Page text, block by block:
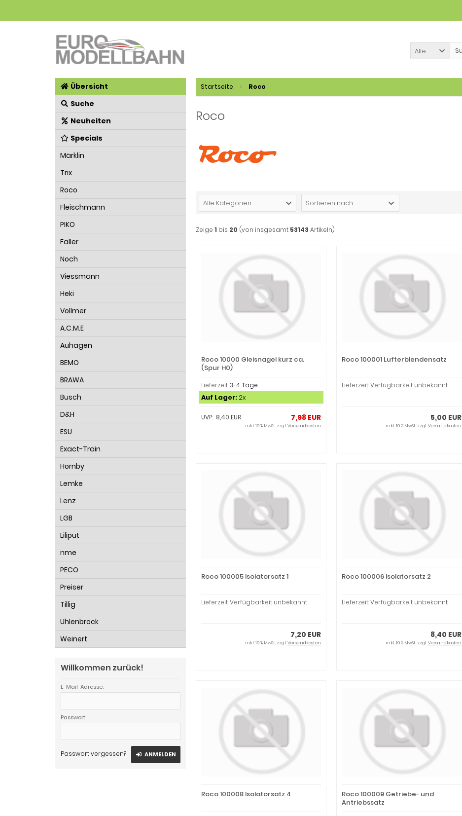
Alle
Startseite Roco
Roco
Alle Kategorien Sortieren nach ...
Zeige 1 bis 20 (von insgesamt 53143 Artikeln)
Roco 10000 Gleisnagel kurz ca.
(Spur H0)
Lieferzeit:3-4 Tage
Auf Lager: 2x
7,98 EUR
UVP: 8,40 EUR
inkl. 19 % MwSt. zzgl.Versandkosten
Roco 100001 Lufterblendensatz
Lieferzeit: Verfügbarkeit unbekannt
5,00 EUR
inkl. 19 % MwSt. zzgl.Versandkosten
Roco 100005 Isolatorsatz 1
Lieferzeit: Verfügbarkeit unbekannt
7,20 EUR
inkl. 19 % MwSt. zzgl.Versandkosten
Roco 100006 Isolatorsatz 2
Lieferzeit: Verfügbarkeit unbekannt
8,40 EUR
inkl. 19 % MwSt. zzgl.Versandkosten
Roco 100008 Isolatorsatz 4
Roco 100009 Getriebe- und
Antriebssatz
Übersicht
Suche
Neuheiten
Specials
Märklin
Trix
Roco
Fleischmann
PIKO
Faller
Noch
Viessmann
Heki
Vollmer
A.C.M.E
Auhagen
BEMO
BRAWA
Busch
D&H
ESU
Exact-Train
Hornby
Lemke
Lenz
LGB
Liliput
nme
PECO
Preiser
Tillig
Uhlenbrock
Weinert
Willkommen zurück!
E-Mail-Adresse:
Passwort:
Passwort vergessen? ANMELDEN